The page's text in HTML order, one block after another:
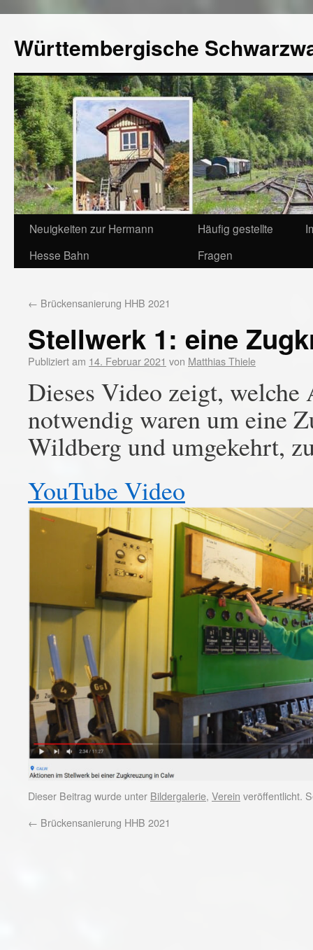
Württembergische
Neuigkeiten zur Hermann
Hesse Bahn
Häufig gestellte
Fragen
← Brückensanierung HHB 2021
Stellwerk 1: eine
Publiziert am 14. Februar 2021 von Matthias Thiele
Dieses Video zeigt,
notwendig waren um eine
Wildberg und umgekehrt,
YouTube Video
Dieser Beitrag wurde unter Bildergalerie, Verein veröffentlicht.
← Brückensanierung HHB 2021